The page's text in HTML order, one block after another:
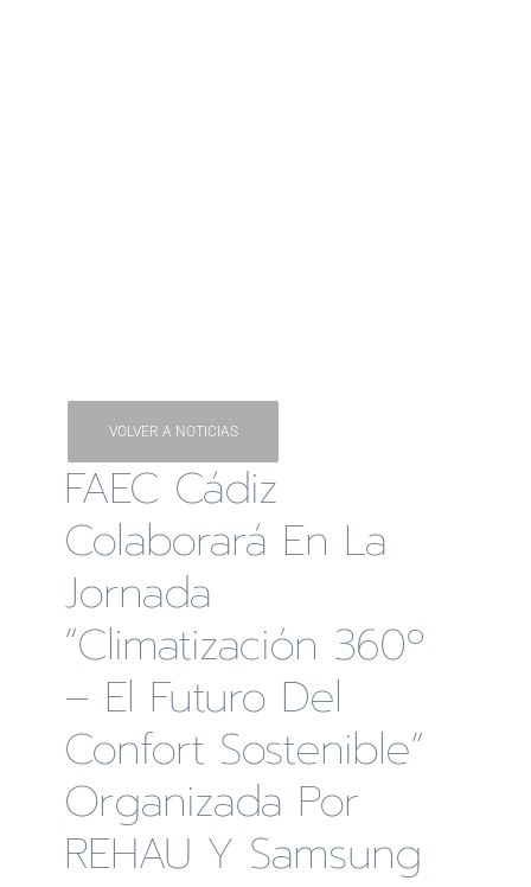
VOLVER A NOTICIAS
FAEC Cádiz
Colaborará En La
Jornada
“Climatización 360º
– El Futuro Del
Confort Sostenible”
Organizada Por
REHAU Y Samsung